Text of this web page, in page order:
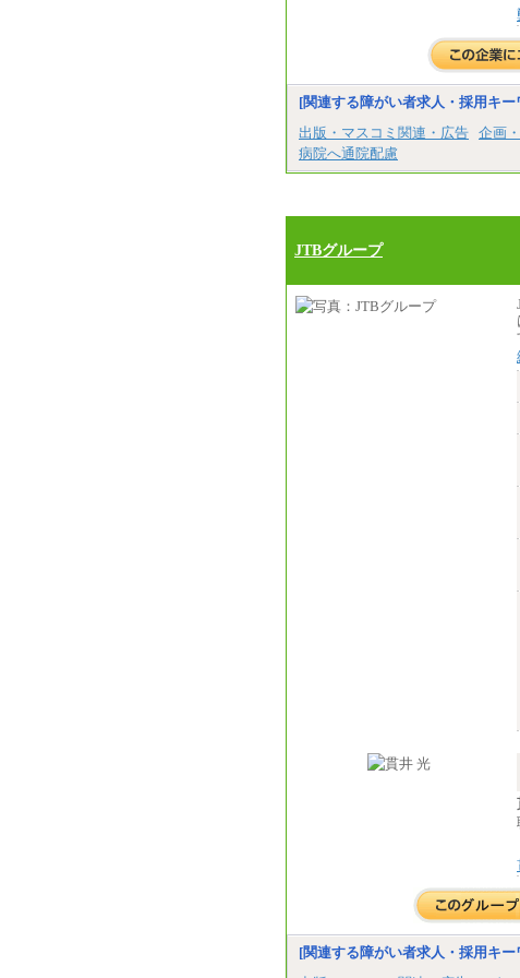
[関連する障がい者求人・採用キ
出版・マスコミ関連・広告 企画
病院へ通院配慮
JTBグループ
[関連する障がい者求人・採用キ